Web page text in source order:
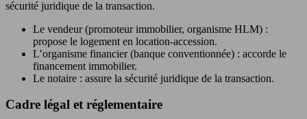
sécurité juridique de la transaction.
Le vendeur (promoteur immobilier, organisme HLM) :
propose le logement en location-accession.
L’organisme financier (banque conventionnée) : accorde le
financement immobilier.
Le notaire : assure la sécurité juridique de la transaction.
Cadre légal et réglementaire